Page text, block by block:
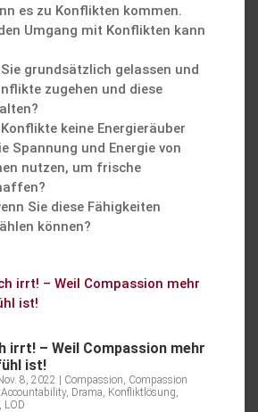
es zu Konflikten kommen.
Umgang mit Konflikten kann
grund­sätz­lich gelassen und
zugehen und diese
keine Energie­räuber
Spannung und Energie von
nutzen, um frische
Sie diese Fähig­keiten
können?
irrt! – Weil Compas­sion mehr
ist!
8, 2022 Compassion, Compassion
, Drama, Konfliktlösung,
, LOD